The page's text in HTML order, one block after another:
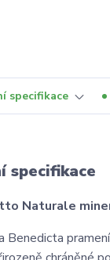
specifikace
specifikace
Naturale
Benedicta